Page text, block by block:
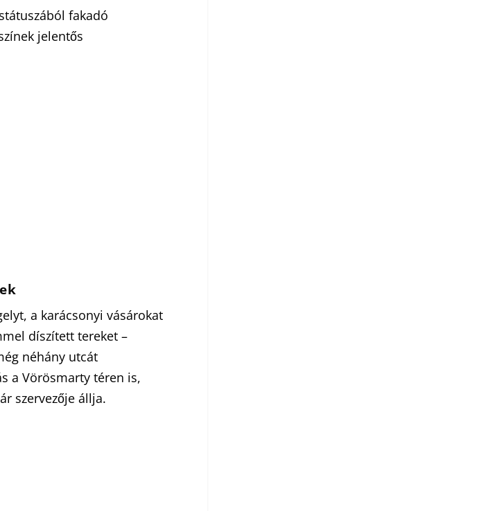
fakadó
jelentős
a karácsonyi vásárokat
díszített tereket –
néhány utcát
a Vörösmarty téren is,
szervezője állja.